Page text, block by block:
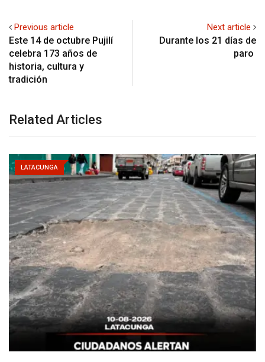
Previous article
Este 14 de octubre Pujilí
celebra 173 años de
historia, cultura y
tradición
Next article
Durante los 21 días de
paro
Related Articles
LATACUNGA